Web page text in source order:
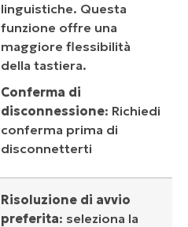
linguistiche. Questa
funzione offre una
maggiore flessibilità
della tastiera.
Conferma di
disconnessione: Richiedi
conferma prima di
disconnetterti
Risoluzione di avvio
preferita: seleziona la